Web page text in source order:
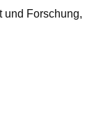
und Forschung,